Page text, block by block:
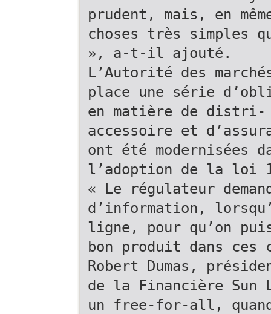
prudent, mais, en
choses très simples
», a-t-il ajouté.
L’Autorité des
place une série
en matière de distri-
accessoire et
ont été modernisées
l’adoption de la loi
« Le régulateur
d’information,
ligne, pour qu’on
bon produit dans
Robert Dumas,
de la Financière Sun
un free-for-all,